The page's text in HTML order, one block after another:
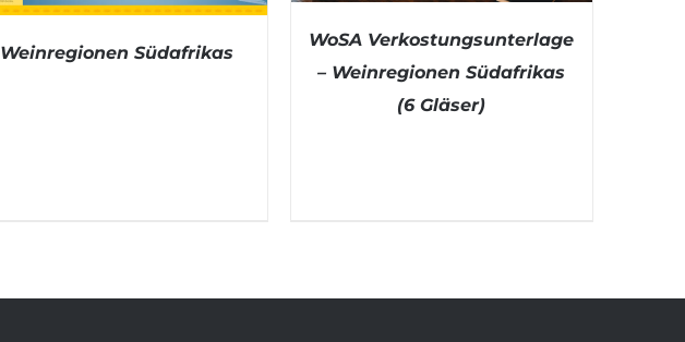
Weinregionen Südafrikas
DETAILS
WoSA Verkostungsunterlage
– Weinregionen Südafrikas
(6 Gläser)